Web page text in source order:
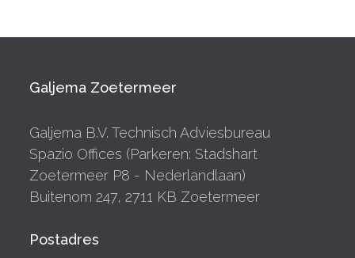
Galjema Zoetermeer
Galjema B.V. Technisch Adviesbureau
Spazio Offices (Parkeren: Stadshart
Zoetermeer P8 - Nederlandlaan)
Buitenom 247, 2711 KB Zoetermeer
Postadres